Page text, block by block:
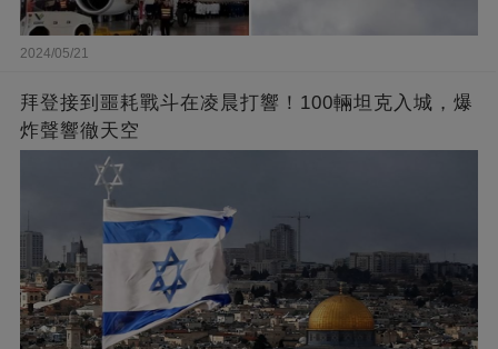
2024/05/21
拜登接到噩耗戰斗在凌晨打響！100輛坦克入城，爆
炸聲響徹天空